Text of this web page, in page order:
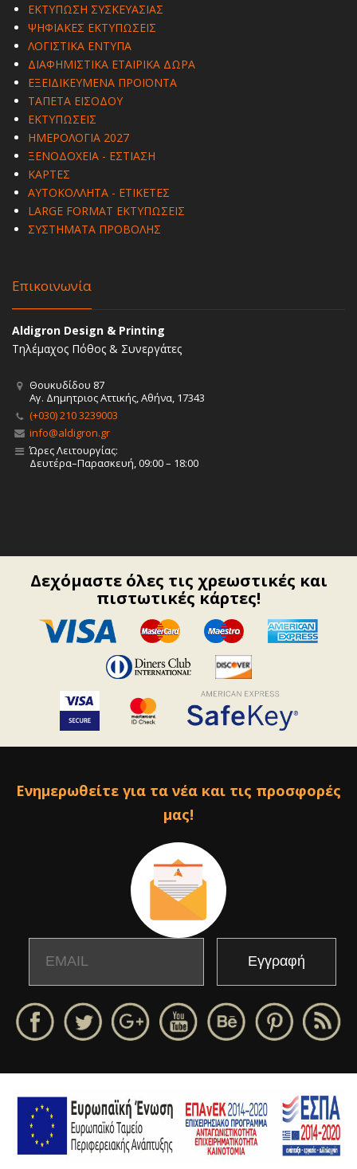
ΕΚΤΥΠΩΣΗ ΣΥΣΚΕΥΑΣΙΑΣ
ΨΗΦΙΑΚΕΣ ΕΚΤΥΠΩΣΕΙΣ
ΛΟΓΙΣΤΙΚΑ ΕΝΤΥΠΑ
ΔΙΑΦΗΜΙΣΤΙΚΑ ΕΤΑΙΡΙΚΑ ΔΩΡΑ
ΕΞΕΙΔΙΚΕΥΜΕΝΑ ΠΡΟΪΟΝΤΑ
ΤΑΠΕΤΑ ΕΙΣΟΔΟΥ
ΕΚΤΥΠΩΣΕΙΣ
ΗΜΕΡΟΛΟΓΙΑ 2027
ΞΕΝΟΔΟΧΕΙΑ - ΕΣΤΙΑΣΗ
ΚΑΡΤΕΣ
ΑΥΤΟΚΟΛΛΗΤΑ - ΕΤΙΚΕΤΕΣ
LARGE FORMAT ΕΚΤΥΠΩΣΕΙΣ
ΣΥΣΤΗΜΑΤΑ ΠΡΟΒΟΛΗΣ
Επικοινωνία
Aldigron Design & Printing
Τηλέμαχος Πόθος & Συνεργάτες
Θουκυδίδου 87
Αγ. Δημητριος Αττικής, Αθήνα, 17343
(+030) 210 3239003
info@aldigron.gr
Ώρες Λειτουργίας:
Δευτέρα–Παρασκευή, 09:00 – 18:00
Δεχόμαστε όλες τις χρεωστικές και
πιστωτικές κάρτες!
Ενημερωθείτε για τα νέα και τις προσφορές
μας!